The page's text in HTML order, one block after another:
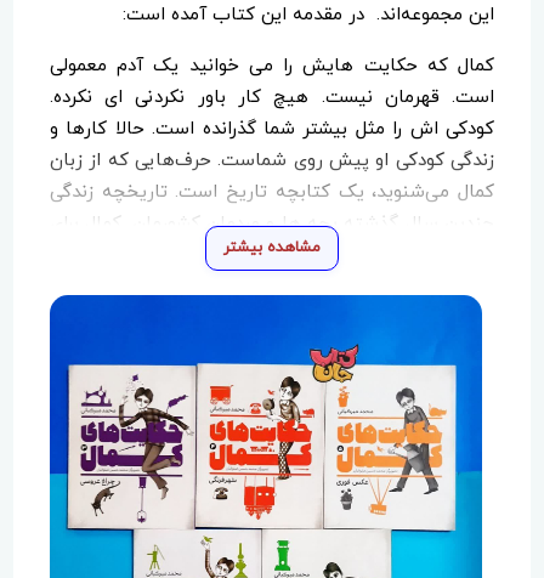
این مجموعه‌اند. در مقدمه این کتاب آمده است:
کمال که حکایت هایش را می خوانید یک آدم معمولی
است. قهرمان نیست. هیچ کار باور نکردنی ای نکرده.
کودکی اش را مثل بیشتر شما گذرانده است. حالا کارها و
زندگی کودکی او پیش روی شماست. حرف‌هایی که از زبان
کمال می‌شنوید، یک کتابچه تاریخ است. تاریخچه زندگی
چندین سال گذشته بچه ها و مردمان کشورمان. کمال برای
شما از چیزهایی می گوید که یا امروزه دیگر وجود ندارد، یا
همانطور که خاطره خاطره هم نیست؛ بلکه چیزی بین این
هاست. حکایت های کمال، اتفاق های ساده زندگی است
مشاهده بیشتر